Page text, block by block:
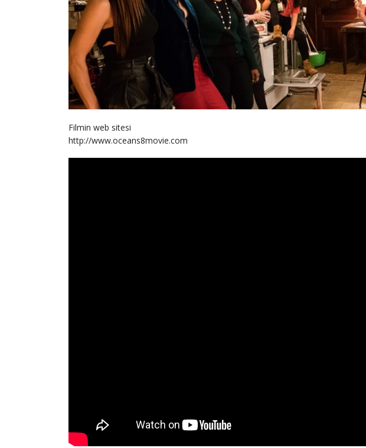
Filmin web sitesi
http://www.oceans8movie.com